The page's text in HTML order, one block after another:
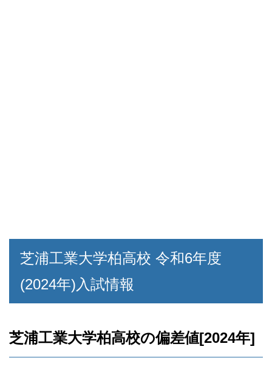
芝浦工業大学柏高校 令和6年度
(2024年)入試情報
芝浦工業大学柏高校の偏差値[2024年]